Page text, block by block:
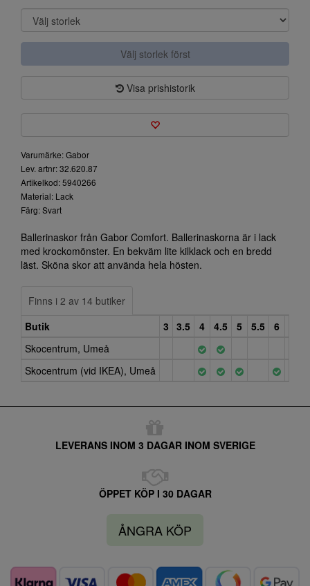
Välj storlek först
Visa prishistorik
Varumärke: Gabor
Lev. artnr: 32.620.87
Artikelkod: 5940266
Material: Lack
Färg: Svart
Ballerinaskor från Gabor Comfort. Ballerinaskorna är i lack
med krockomönster. En bekväm lite kilklack och en bredd
läst. Sköna skor att använda hela hösten.
Finns i 2 av 14 butiker
Butik
3 3.5 4 4.5 5 5.5 6
Skocentrum, Umeå
Skocentrum (vid IKEA), Umeå
LEVERANS INOM 3 DAGAR INOM SVERIGE
ÖPPET KÖP I 30 DAGAR
ÅNGRA KÖP